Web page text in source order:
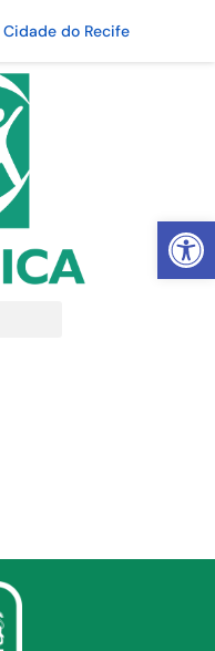
Abrir
do Recife